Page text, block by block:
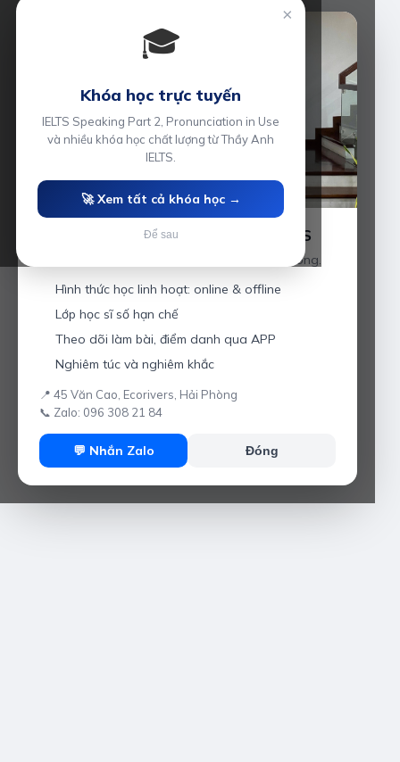
Luyện thi IELTS cùng Thầy Anh IELTS
Giáo viên hơn 10 năm kinh nghiệm tại Hải Phòng.
Hình thức học linh hoạt: online & offline
Lớp học sĩ số hạn chế
Theo dõi làm bài, điểm danh qua APP
Nghiêm túc và nghiêm khắc
📍 45 Văn Cao, Ecorivers, Hải Phòng
📞 Zalo: 096 308 21 84
💬 Nhắn Zalo Đóng
×
🎓
Khóa học trực tuyến
IELTS Speaking Part 2, Pronunciation in Use
và nhiều khóa học chất lượng từ Thầy Anh
IELTS.
🚀 Xem tất cả khóa học →
Để sau